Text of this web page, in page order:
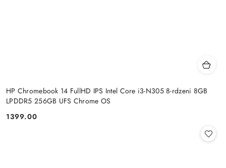
HP Chromebook 14 FullHD IPS Intel Core i3-N305 8-rdzeni 8GB
LPDDR5 256GB UFS Chrome OS
Cena:
1399.00